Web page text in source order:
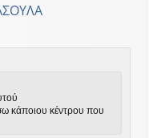
κάποιου κέντρου που